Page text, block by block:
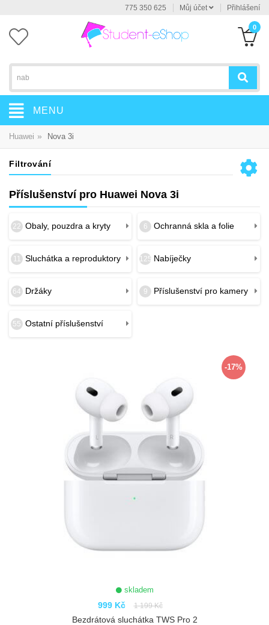
775 350 625 Můj účet Přihlášení
0
MENU
Huawei » Nova 3i
Filtrování
Příslušenství pro Huawei Nova 3i
22 Obaly, pouzdra a kryty 6 Ochranná skla a folie
11 Sluchátka a reproduktory 125 Nabíječky
64 Držáky 9 Příslušenství pro kamery
55 Ostatní příslušenství
-17%
skladem
999 Kč 1 199 Kč
Bezdrátová sluchátka TWS Pro 2